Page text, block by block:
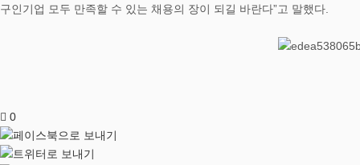
구인기업 모두 만족할 수 있는 채용의 장이 되길 바란다”고 말했다.
0